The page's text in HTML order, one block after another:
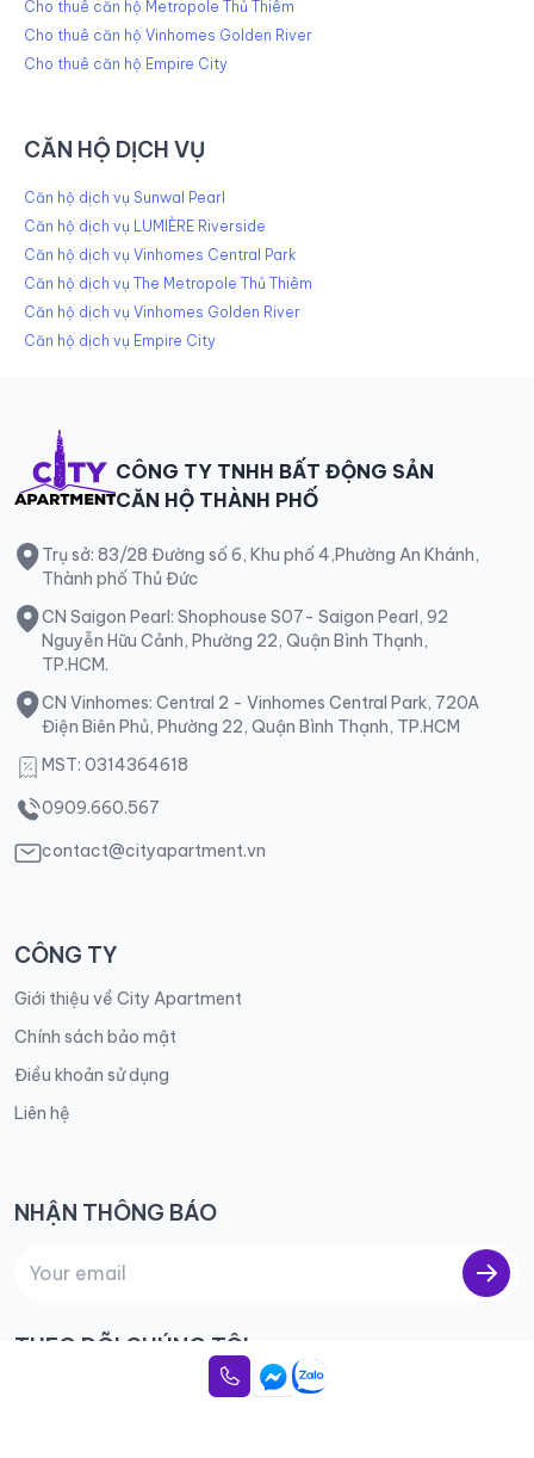
Cho thuê căn hộ Metropole Thủ Thiêm
Cho thuê căn hộ Vinhomes Golden River
Cho thuê căn hộ Empire City
CĂN HỘ DỊCH VỤ
Căn hộ dịch vụ Sunwal Pearl
Căn hộ dịch vụ LUMIÈRE Riverside
Căn hộ dịch vụ Vinhomes Central Park
Căn hộ dịch vụ The Metropole Thủ Thiêm
Căn hộ dịch vụ Vinhomes Golden River
Căn hộ dịch vụ Empire City
CÔNG TY TNHH BẤT ĐỘNG SẢN
CĂN HỘ THÀNH PHỐ
Trụ sở: 83/28 Đường số 6, Khu phố 4,Phường An Khánh,
Thành phố Thủ Đức
CN Saigon Pearl: Shophouse S07- Saigon Pearl, 92
Nguyễn Hữu Cảnh, Phường 22, Quận Bình Thạnh,
TP.HCM.
CN Vinhomes: Central 2 - Vinhomes Central Park, 720A
Điện Biên Phủ, Phường 22, Quận Bình Thạnh, TP.HCM
MST: 0314364618
0909.660.567
contact@cityapartment.vn
CÔNG TY
Giới thiệu về City Apartment
Chính sách bảo mật
Điều khoản sử dụng
Liên hệ
NHẬN THÔNG BÁO
THEO DÕI CHÚNG TÔI